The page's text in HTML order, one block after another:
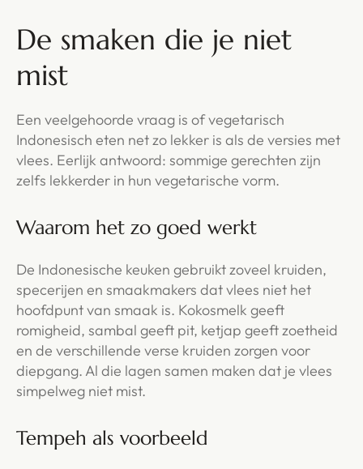
De smaken die je niet
mist
Een veelgehoorde vraag is of vegetarisch
Indonesisch eten net zo lekker is als de versies met
vlees. Eerlijk antwoord: sommige gerechten zijn
zelfs lekkerder in hun vegetarische vorm.
Waarom het zo goed werkt
De Indonesische keuken gebruikt zoveel kruiden,
specerijen en smaakmakers dat vlees niet het
hoofdpunt van smaak is. Kokosmelk geeft
romigheid, sambal geeft pit, ketjap geeft zoetheid
en de verschillende verse kruiden zorgen voor
diepgang. Al die lagen samen maken dat je vlees
simpelweg niet mist.
Tempeh als voorbeeld